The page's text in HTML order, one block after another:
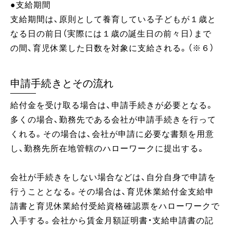
●支給期間
支給期間は、原則として養育している子どもが１歳と
なる日の前日（実際には１歳の誕生日の前々日）まで
の間、育児休業した日数を対象に支給される。（※６）
申請手続きとその流れ
給付金を受け取る場合は、申請手続きが必要となる。
多くの場合、勤務先である会社が申請手続きを行って
くれる。その場合は、会社が申請に必要な書類を用意
し、勤務先所在地管轄のハローワークに提出する。
会社が手続きをしない場合などは、自分自身で申請を
行うこととなる。その場合は、育児休業給付金支給申
請書と育児休業給付受給資格確認票をハローワークで
入手する。会社から賃金月額証明書・支給申請書の記